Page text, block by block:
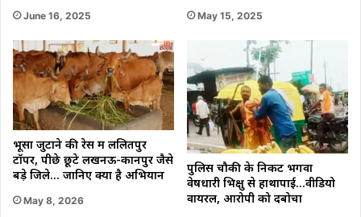
June 16, 2025 May 15, 2025
भूसा जुटाने की रेस में ललितपुर
टॉपर, पीछे छूटे लखनऊ-कानपुर जैसे
बड़े जिले… जानिए क्या है अभियान
May 8, 2026
पुलिस चौकी के निकट भगवा
वेषधारी भिक्षु से हाथापाई…वीडियो
वायरल, आरोपी को दबोचा